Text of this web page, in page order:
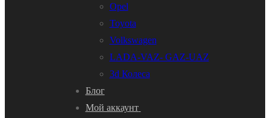
Opel
Toyota
Volkswagen
LADA-VAZ- GAZ-UAZ
3d Колеса
Блог
Мой аккаунт